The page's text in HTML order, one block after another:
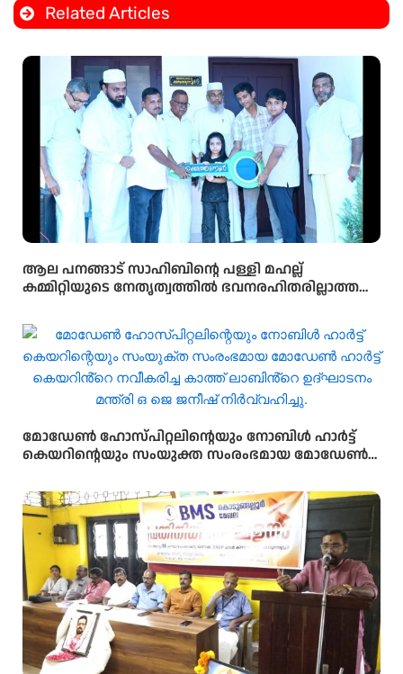
Related Articles
ആല പനങ്ങാട് സാഹിബിൻ്റെ പള്ളി മഹല്ല്
കമ്മിറ്റിയുടെ നേതൃത്വത്തിൽ ഭവനരഹിതരില്ലാത്ത
മത്തെ വീടിൻ്റെ താക്കോൽ ദാനം നടന്നു
മോഡേൺ ഹോസ്‌പിറ്റലിന്റെയും നോബിൾ ഹാർട്ട്
കെയറിന്റെയും സംയുക്ത സംരംഭമായ മോഡേൺ
ഉദ്ഘാടനം മന്ത്രി ഒ ജെ ജനീഷ് നിർവ്വഹിച്ചു.